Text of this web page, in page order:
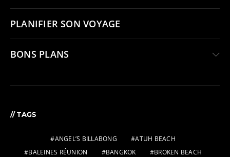
PLANIFIER SON VOYAGE
BONS PLANS
// TAGS
ANGEL’S BILLABONG
ATUH BEACH
BALEINES RÉUNION
BANGKOK
BROKEN BEACH